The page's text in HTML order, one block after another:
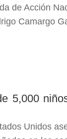
de Acción
Camargo
5,000
Unidos